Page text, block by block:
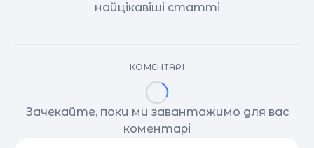
найцікавіші статті
КОМЕНТАРІ
Зачекайте, поки ми завантажимо для вас
коментарі